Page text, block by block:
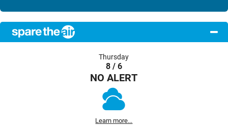
Thursday
8 / 6
NO ALERT
Learn more...